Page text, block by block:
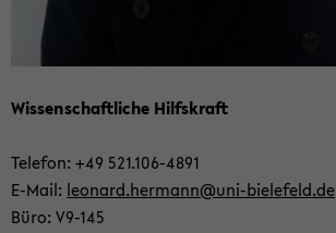
Wis­sen­schaft­li­che Hilfs­kraft
Te­le­fon: +49 521.106-​4891
E-​Mail: leo­nard.her­mann@uni-​bielefeld.de
Büro: V9-​145